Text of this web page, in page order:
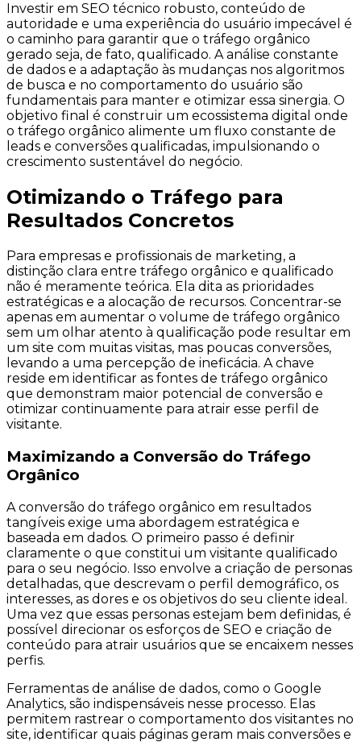
Investir em SEO técnico robusto, conteúdo de
autoridade e uma experiência do usuário impecável é
o caminho para garantir que o tráfego orgânico
gerado seja, de fato, qualificado. A análise constante
de dados e a adaptação às mudanças nos algoritmos
de busca e no comportamento do usuário são
fundamentais para manter e otimizar essa sinergia. O
objetivo final é construir um ecossistema digital onde
o tráfego orgânico alimente um fluxo constante de
leads e conversões qualificadas, impulsionando o
crescimento sustentável do negócio.
Otimizando o Tráfego para
Resultados Concretos
Para empresas e profissionais de marketing, a
distinção clara entre tráfego orgânico e qualificado
não é meramente teórica. Ela dita as prioridades
estratégicas e a alocação de recursos. Concentrar-se
apenas em aumentar o volume de tráfego orgânico
sem um olhar atento à qualificação pode resultar em
um site com muitas visitas, mas poucas conversões,
levando a uma percepção de ineficácia. A chave
reside em identificar as fontes de tráfego orgânico
que demonstram maior potencial de conversão e
otimizar continuamente para atrair esse perfil de
visitante.
Maximizando a Conversão do Tráfego
Orgânico
A conversão do tráfego orgânico em resultados
tangíveis exige uma abordagem estratégica e
baseada em dados. O primeiro passo é definir
claramente o que constitui um visitante qualificado
para o seu negócio. Isso envolve a criação de personas
detalhadas, que descrevam o perfil demográfico, os
interesses, as dores e os objetivos do seu cliente ideal.
Uma vez que essas personas estejam bem definidas, é
possível direcionar os esforços de SEO e criação de
conteúdo para atrair usuários que se encaixem nesses
perfis.
Ferramentas de análise de dados, como o Google
Analytics, são indispensáveis nesse processo. Elas
permitem rastrear o comportamento dos visitantes no
site, identificar quais páginas geram mais conversões e